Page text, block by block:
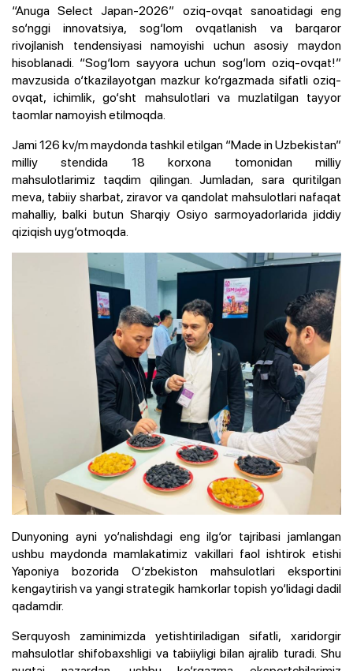
“Anuga Select Japan-2026” oziq-ovqat sanoatidagi eng
so‘nggi innovatsiya, sog‘lom ovqatlanish va barqaror
rivojlanish tendensiyasi namoyishi uchun asosiy maydon
hisoblanadi. “Sog‘lom sayyora uchun sog‘lom oziq-ovqat!”
mavzusida o‘tkazilayotgan mazkur ko‘rgazmada sifatli oziq-
ovqat, ichimlik, go‘sht mahsulotlari va muzlatilgan tayyor
taomlar namoyish etilmoqda.
Jami 126 kv/m maydonda tashkil etilgan “Made in Uzbekistan”
milliy stendida 18 korxona tomonidan milliy
mahsulotlarimiz taqdim qilingan. Jumladan, sara quritilgan
meva, tabiiy sharbat, ziravor va qandolat mahsulotlari nafaqat
mahalliy, balki butun Sharqiy Osiyo sarmoyadorlarida jiddiy
qiziqish uyg‘otmoqda.
Dunyoning ayni yo‘nalishdagi eng ilg‘or tajribasi jamlangan
ushbu maydonda mamlakatimiz vakillari faol ishtirok etishi
Yaponiya bozorida O‘zbekiston mahsulotlari eksportini
kengaytirish va yangi strategik hamkorlar topish yo‘lidagi dadil
qadamdir.
Serquyosh zaminimizda yetishtiriladigan sifatli, xaridorgir
mahsulotlar shifobaxshligi va tabiiyligi bilan ajralib turadi. Shu